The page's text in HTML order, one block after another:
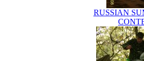
RUSSIAN